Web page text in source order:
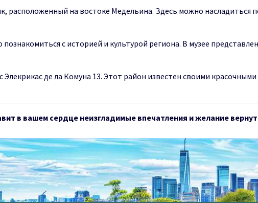
расположенный на востоке Медельина. Здесь можно насладиться
с историей и культурой региона. В музее
Элекрикас де ла Комуна 13. Этот район известен своими
в вашем сердце неизгладимые впечатления и желание